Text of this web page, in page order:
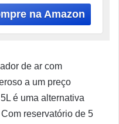
de ar com
a um preço
é uma alternativa
reservatório de 5